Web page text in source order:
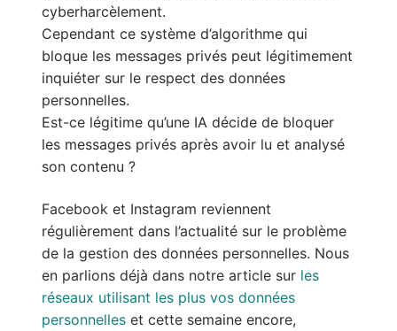
cyberharcèlement.
Cependant ce système d’algorithme qui
bloque les messages privés peut légitimement
inquiéter sur le respect des données
personnelles.
Est-ce légitime qu’une IA décide de bloquer
les messages privés après avoir lu et analysé
son contenu ?
Facebook et Instagram reviennent
régulièrement dans l’actualité sur le problème
de la gestion des données personnelles. Nous
en parlions déjà dans notre article sur les
réseaux utilisant les plus vos données
personnelleset cette semaine encore,